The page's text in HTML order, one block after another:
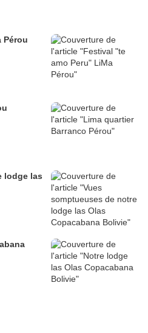
Pérou
lodge las